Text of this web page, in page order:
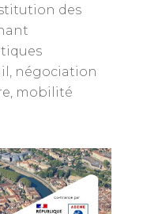
des
négociation
mobilité